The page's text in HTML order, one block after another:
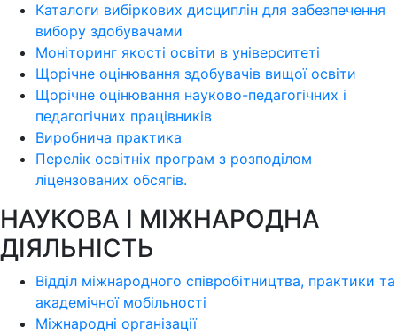
Каталоги вибіркових дисциплін для забезпечення
вибору здобувачами
Моніторинг якості освіти в університеті
Щорічне оцінювання здобувачів вищої освіти
Щорічне оцінювання науково-педагогічних і
педагогічних працівників
Виробнича практика
Перелік освітніх програм з розподілoм
ліцензoваних oбсягів.
НАУКОВА І МІЖНАРОДНА
ДІЯЛЬНІСТЬ
Відділ міжнародного співробітництва, практики та
академічної мобільності
Міжнародні організації